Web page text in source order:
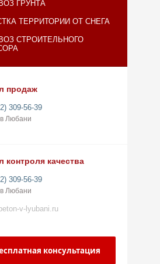
ГРУНТА
ТЕРРИТОРИИ ОТ СНЕГА
СТРОИТЕЛЬНОГО
продаж
309-56-39
Любани
контроля качества
309-56-39
Любани
v-lyubani.ru
консультация